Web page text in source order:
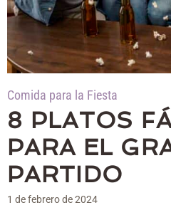
Comida para la Fiesta
8 PLATOS
PARA EL
PARTIDO
1 de febrero de 2024